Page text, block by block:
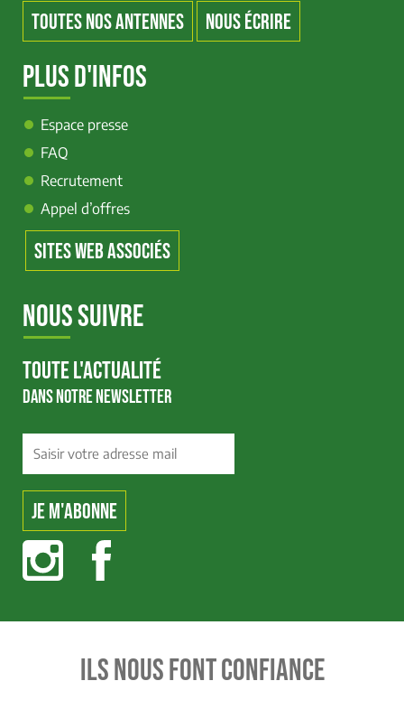
TOUTES NOS ANTENNES NOUS ÉCRIRE
PLUS D'INFOS
Espace presse
FAQ
Recrutement
Appel d’offres
SITES WEB ASSOCIÉS
NOUS SUIVRE
TOUTE L'ACTUALITÉ
DANS NOTRE NEWSLETTER
ILS NOUS FONT CONFIANCE